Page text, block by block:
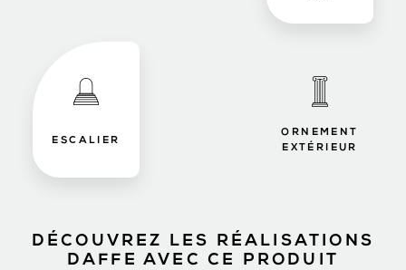
ESCALIER
ORNEMENT
EXTÉRIEUR
DÉCOUVREZ LES RÉALISATIONS
DAFFE AVEC CE PRODUIT